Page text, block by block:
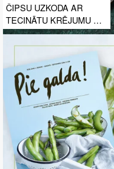
ČIPSU UZKODA AR
TECINĀTU KRĒJUMU UN
FORELES IKRIEM